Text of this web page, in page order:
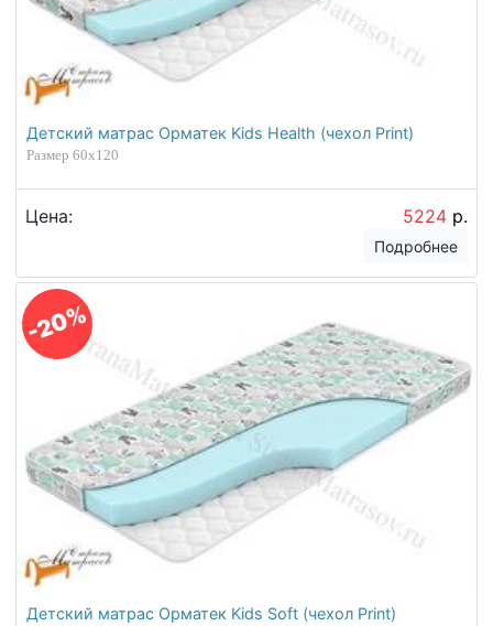
Детский матрас Орматек Kids Health (чехол Print)
Размер 60х120
Цена: 5224 р.
Подробнее
-20%
Детский матрас Орматек Kids Soft (чехол Print)